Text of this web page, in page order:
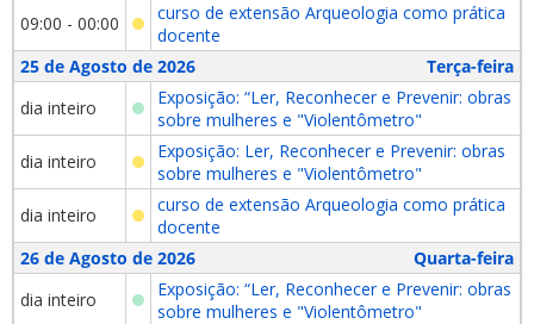
09:00 - 00:00
curso de extensão Arqueologia como prática
docente
25 de Agosto de 2026
Terça-feira
dia inteiro
Exposição: “Ler, Reconhecer e Prevenir: obras
sobre mulheres e "Violentômetro"
dia inteiro
Exposição: Ler, Reconhecer e Prevenir: obras
sobre mulheres e "Violentômetro"
dia inteiro
curso de extensão Arqueologia como prática
docente
26 de Agosto de 2026
Quarta-feira
dia inteiro
Exposição: “Ler, Reconhecer e Prevenir: obras
sobre mulheres e "Violentômetro"